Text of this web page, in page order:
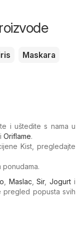
Maskara
i uštedite s nama u
i Oriflame.
Kist, pregledajte
Maslac ,Sir,Jogurt i
pregled popusta svih